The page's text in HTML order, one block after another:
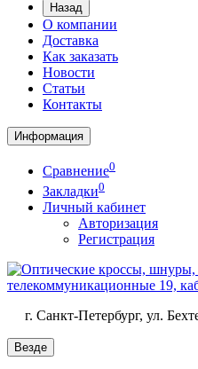
Назад
О компании
Доставка
Как заказать
Новости
Статьи
Контакты
Информация
Сравнение0
Закладки0
Личный кабинет
Авторизация
Регистрация
г. Санкт-Петербург, ул.
Везде